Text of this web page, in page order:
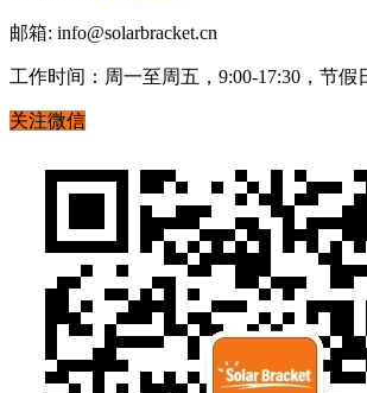
邮箱: info@solarbracket.cn
工作时间：周一至周五，9:00-17:30，节假
关注微信